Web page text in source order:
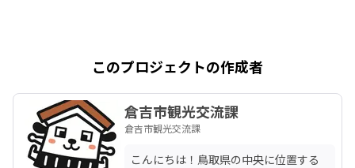
このプロジェクトの作成者
倉吉市観光交流課
倉吉市観光交流課
こんにちは！鳥取県の中央に位置する